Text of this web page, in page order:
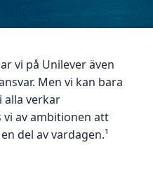
vi på Unilever även
Men vi kan bara
alla verkar
av ambitionen att
del av vardagen.¹